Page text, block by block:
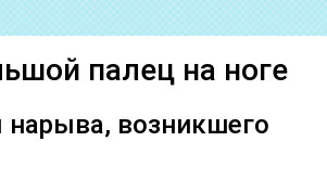
палец на ноге
возникшего